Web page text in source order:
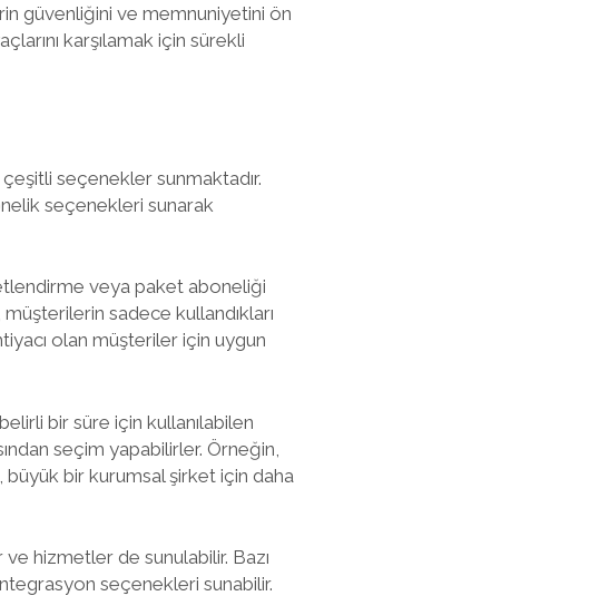
güvenliğini ve memnuniyetini ön
karşılamak için sürekli
seçenekler sunmaktadır.
seçenekleri sunarak
veya paket aboneliği
sadece kullandıkları
olan müşteriler için uygun
bir süre için kullanılabilen
seçim yapabilirler. Örneğin,
bir kurumsal şirket için daha
hizmetler de sunulabilir. Bazı
seçenekleri sunabilir.